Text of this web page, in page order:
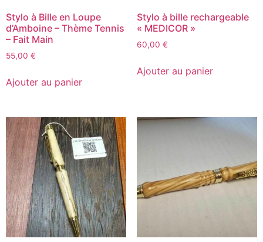
Stylo à Bille en Loupe
d’Amboine – Thème Tennis
– Fait Main
55,00 €
Ajouter au panier
Stylo à bille rechargeable
« MEDICOR »
60,00 €
Ajouter au panier